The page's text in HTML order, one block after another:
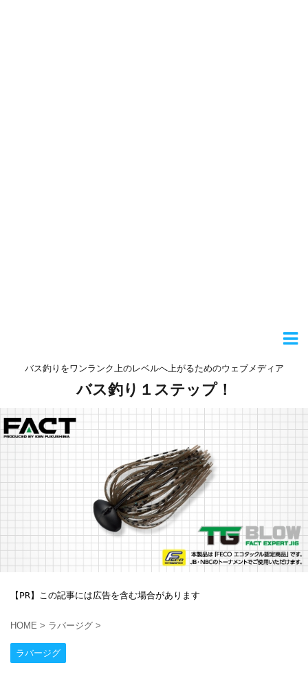
バス釣りをワンランク上のレベルへ上がるためのウェブメディア
バス釣り１ステップ！
【PR】この記事には広告を含む場合があります
HOME > ラバージグ >
ラバージグ